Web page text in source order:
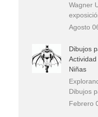
Wagner
Agosto
Dibujos
Niñas
Dibujos
Febrero